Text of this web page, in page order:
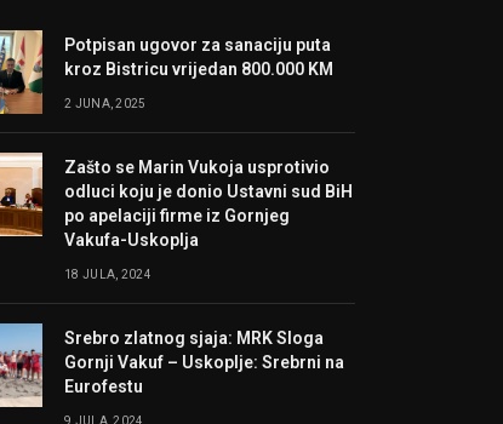
Potpisan ugovor za sanaciju puta
kroz Bistricu vrijedan 800.000 KM
2 JUNA, 2025
Zašto se Marin Vukoja usprotivio
odluci koju je donio Ustavni sud BiH
po apelaciji firme iz Gornjeg
Vakufa-Uskoplja
18 JULA, 2024
Srebro zlatnog sjaja: MRK Sloga
Gornji Vakuf – Uskoplje: Srebrni na
Eurofestu